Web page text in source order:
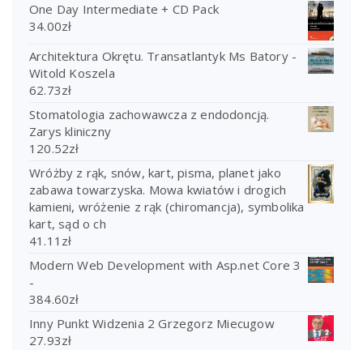
One Day Intermediate + CD Pack
34.00zł
Architektura Okrętu. Transatlantyk Ms Batory -
Witold Koszela
62.73zł
Stomatologia zachowawcza z endodoncją.
Zarys kliniczny
120.52zł
Wróżby z rąk, snów, kart, pisma, planet jako
zabawa towarzyska. Mowa kwiatów i drogich
kamieni, wróżenie z rąk (chiromancja), symbolika
kart, sąd o ch
41.11 zł
Modern Web Development with Asp.net Core 3
-
384.60zł
Inny Punkt Widzenia 2 Grzegorz Miecugow
27.93zł